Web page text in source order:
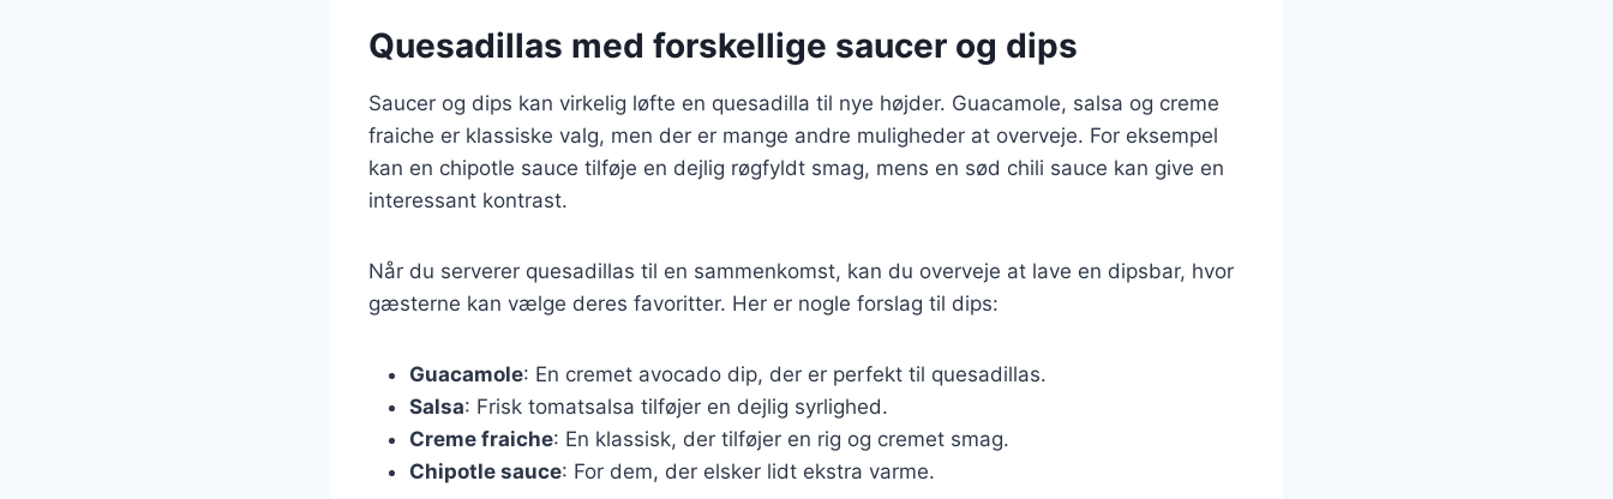
Quesadillas med forskellige saucer og dips
Saucer og dips kan virkelig løfte en quesadilla til nye højder. Guacamole, salsa og creme
fraiche er klassiske valg, men der er mange andre muligheder at overveje. For eksempel
kan en chipotle sauce tilføje en dejlig røgfyldt smag, mens en sød chili sauce kan give en
interessant kontrast.
Når du serverer quesadillas til en sammenkomst, kan du overveje at lave en dipsbar, hvor
gæsterne kan vælge deres favoritter. Her er nogle forslag til dips:
Guacamole: En cremet avocado dip, der er perfekt til quesadillas.
Salsa: Frisk tomatsalsa tilføjer en dejlig syrlighed.
Creme fraiche: En klassisk, der tilføjer en rig og cremet smag.
Chipotle sauce: For dem, der elsker lidt ekstra varme.